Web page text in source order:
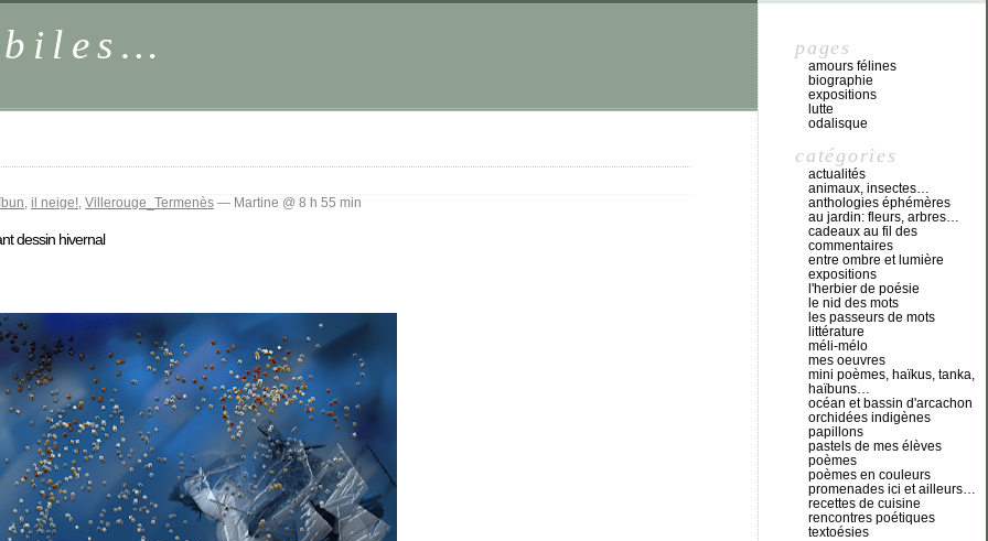
, il neige!, Villerouge_Termenès — Martine @ 8 h 55 min
dessin hivernal
pages
amours félines
biographie
expositions
lutte
odalisque
catégories
actualités
animaux, insectes…
anthologies éphémères
au jardin: fleurs, arbres…
cadeaux au fil des
commentaires
entre ombre et lumière
expositions
l'herbier de poésie
le nid des mots
les passeurs de mots
littérature
méli-mélo
mes oeuvres
mini poèmes, haïkus, tanka,
haïbuns…
océan et bassin d'arcachon
orchidées indigènes
papillons
pastels de mes élèves
poèmes
poèmes en couleurs
promenades ici et ailleurs…
recettes de cuisine
rencontres poétiques
textoésies